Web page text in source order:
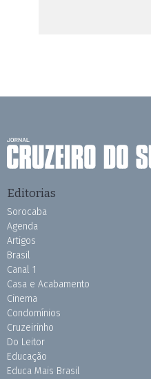
Editorias
Sorocaba
Agenda
Artigos
Brasil
Canal 1
Casa e Acabamento
Cinema
Condomínios
Cruzeirinho
Do Leitor
Educação
Educa Mais Brasil